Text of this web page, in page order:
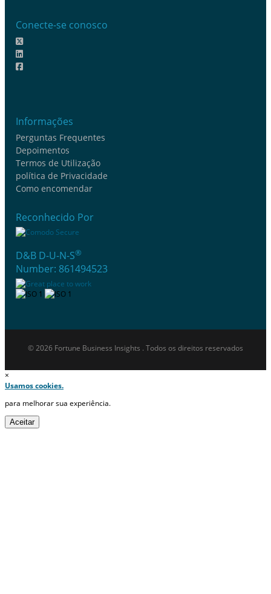
Conecte-se conosco
Informações
Perguntas Frequentes
Depoimentos
Termos de Utilização
política de Privacidade
Como encomendar
Reconhecido Por
D&B D-U-N-S®
Number: 861494523
© 2026 Fortune Business Insights . Todos os direitos reservados
×
Usamos cookies.
para melhorar sua experiência.
Aceitar